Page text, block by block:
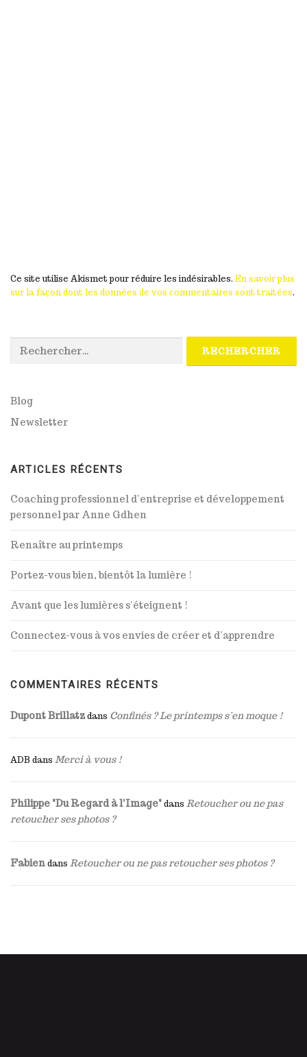
Ce site utilise Akismet pour réduire les indésirables. En savoir plus
sur la façon dont les données de vos commentaires sont traitées.
Blog
Newsletter
ARTICLES RÉCENTS
Coaching professionnel d’entreprise et développement
personnel par Anne Gdhen
Renaître au printemps
Portez-vous bien, bientôt la lumière !
Avant que les lumières s’éteignent !
Connectez-vous à vos envies de créer et d’apprendre
COMMENTAIRES RÉCENTS
Dupont Brillatz dans Confinés ? Le printemps s’en moque !
ADB dans Merci à vous !
Philippe "Du Regard à l'Image" dans Retoucher ou ne pas
retoucher ses photos ?
Fabien dans Retoucher ou ne pas retoucher ses photos ?